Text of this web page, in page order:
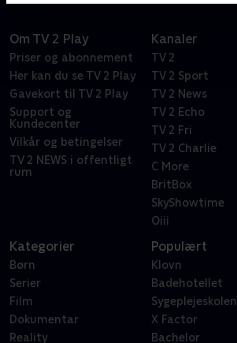
Om TV 2 Play
Priser og abonnement
Her kan du se TV 2 Play
Gavekort til TV 2 Play
Support og
Kundecenter
Vilkår og betingelser
TV 2 NEWS i offentligt
rum
Kanaler
TV 2
TV 2 Sport
TV 2 News
TV 2 Echo
TV 2 Fri
TV 2 Charlie
C More
BritBox
SkyShowtime
Oiii
Kategorier
Børn
Serier
Film
Dokumentar
Reality
Populært
Klovn
Badehotellet
Sygeplejeskolen
X Factor
Bachelor